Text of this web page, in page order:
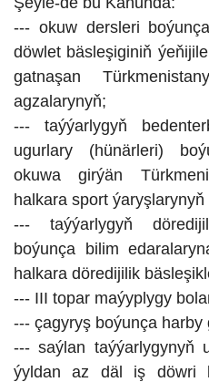
--- okuw dersleri
döwlet bäsleşiginiň
gatnaşan
agzalarynyň;
--- taýýarlygyň
ugurlary (hünärleri)
okuwa girýän
halkara sport
--- taýýarlygyň
boýunça bilim
halkara döredijilik
--- III topar maýyplygy
--- çagyryş boýunça harby
--- saýlan taýýarlygynyň
ýyldan az däl iş döwri